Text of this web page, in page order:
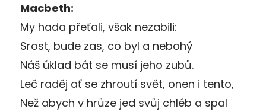
Macbeth:
My hada přeťali, však nezabili:
Srost, bude zas, co byl a nebohý
Náš úklad bát se musí jeho zubů.
Leč raděj ať se zhroutí svět, onen i tento,
Než abych v hrůze jed svůj chléb a spal